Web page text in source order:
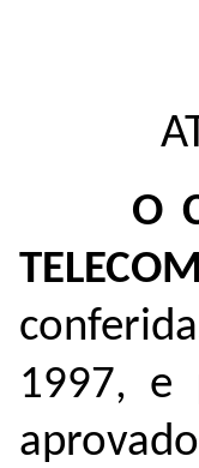
O
1997, e